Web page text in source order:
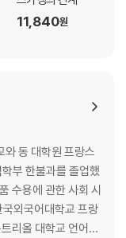
11,840원
동 대학원 프랑스
부 한불과를 졸업했
수용에 관한 사회 시
국외국어대학교 프랑
리올 대학교 언어번